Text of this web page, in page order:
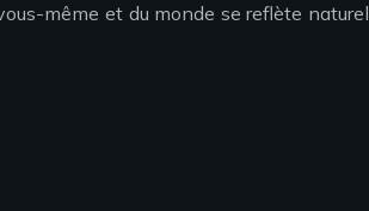
même et du monde se reflète